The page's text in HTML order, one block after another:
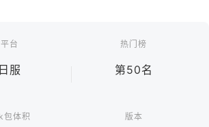
平台
日服
热门榜
第50名
包体积 版本